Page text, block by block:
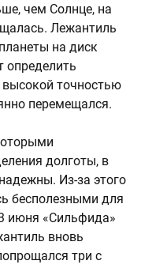
чем Солнце, на
Лежантиль
на диск
определить
точностью
перемещался.
долготы, в
Из-за этого
бесполезными для
июня «Сильфида»
вновь
три с